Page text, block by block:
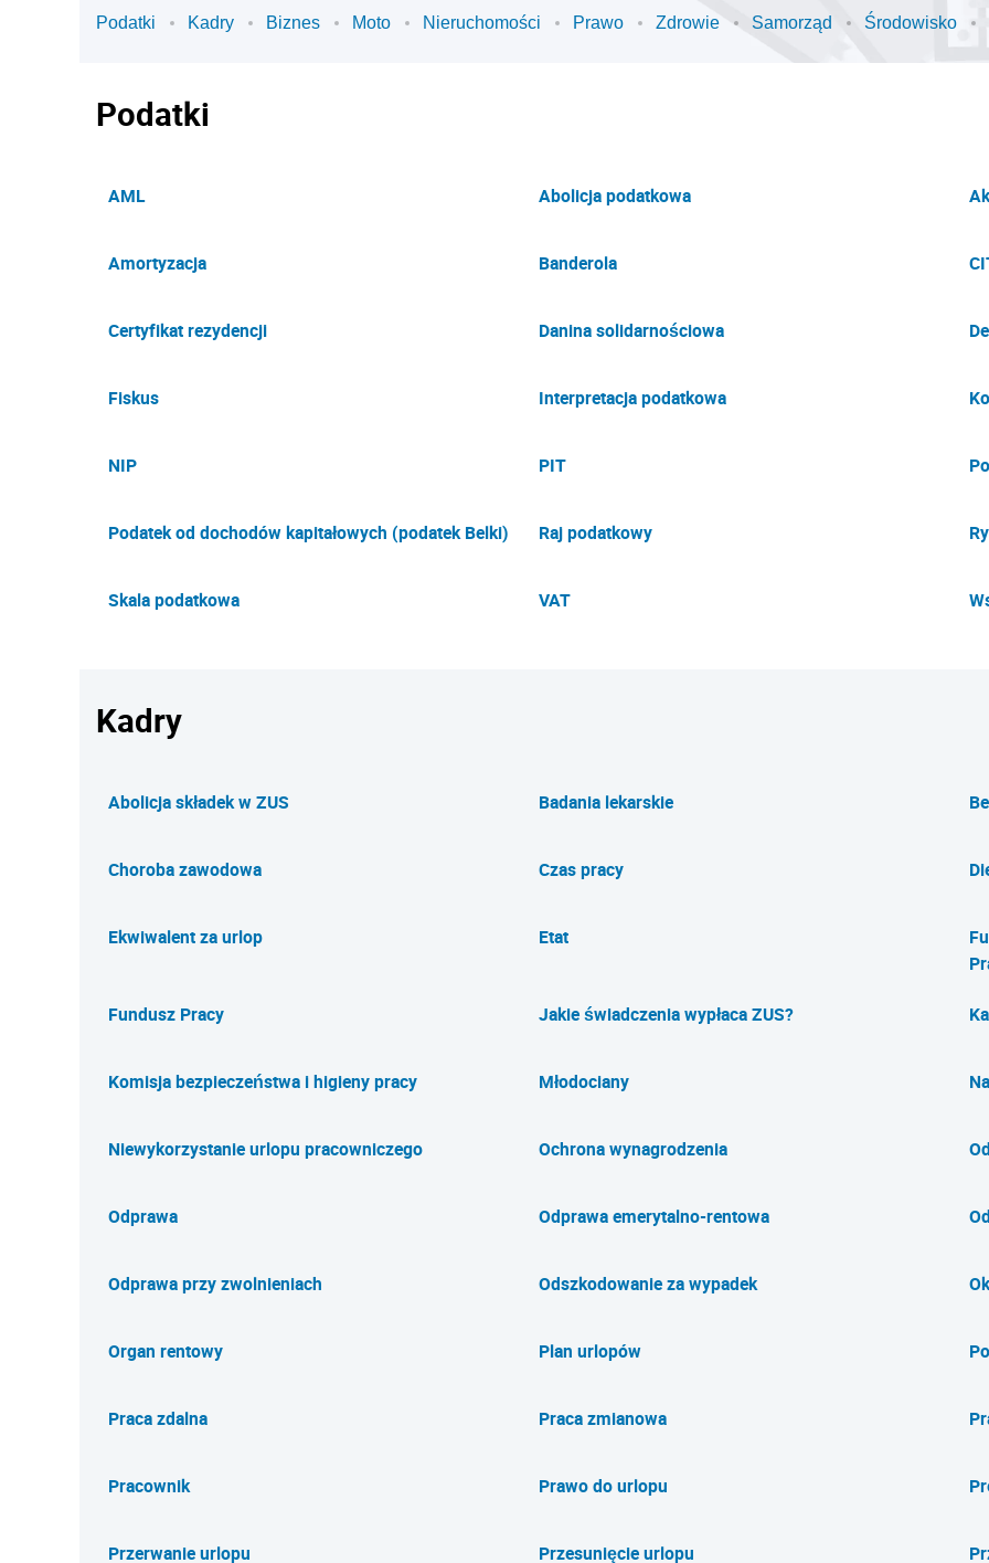
Podatki Kadry Biznes Moto Nieruchomości Prawo Zdrowie Samorząd Środowisko
Podatki
AML Abolicja podatkowa
Amortyzacja Banderola
Certyfikat rezydencji Danina solidarnościowa
Fiskus Interpretacja podatkowa
NIP PIT
Podatek od dochodów kapitałowych (podatek Belki) Raj podatkowy
Skala podatkowa VAT
Kadry
Abolicja składek w ZUS Badania lekarskie
Choroba zawodowa Czas pracy
Ekwiwalent za urlop Etat
Fundusz Pracy Jakie świadczenia wypłaca ZUS?
Komisja bezpieczeństwa i higieny pracy Młodociany
Niewykorzystanie urlopu pracowniczego Ochrona wynagrodzenia
Odprawa Odprawa emerytalno-rentowa
Odprawa przy zwolnieniach Odszkodowanie za wypadek
Organ rentowy Plan urlopów
Praca zdalna Praca zmianowa
Pracownik Prawo do urlopu
Przerwanie urlopu Przesunięcie urlopu